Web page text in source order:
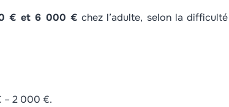
€ et 6 000 € chez l’adulte, selon la difficulté
– 2 000 €.